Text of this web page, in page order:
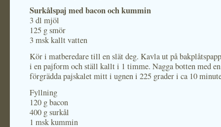
Surkålspaj med bacon och kummin
3 dl mjöl
125 g smör
3 msk kallt vatten
Kör i matberedare till en slät deg. Kavla ut på
i en pajform och ställ kallt i 1 timme. Nagga botten med
förgrädda pajskalet mitt i ugnen i 225 grader i ca 10
Fyllning
120 g bacon
400 g surkål
1 msk kummin